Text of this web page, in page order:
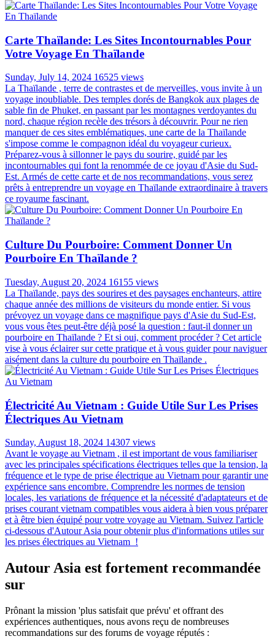
Carte Thaïlande: Les Sites Incontournables Pour
Votre Voyage En Thaïlande
Sunday, July 14, 2024 16525 views
La Thaïlande , terre de contrastes et de merveilles, vous invite à un
voyage inoubliable. Des temples dorés de Bangkok aux plages de
sable fin de Phuket, en passant par les montagnes verdoyantes du
nord, chaque région recèle des trésors à découvrir. Pour ne rien
manquer de ces sites emblématiques, une carte de la Thaïlande
s'impose comme le compagnon idéal du voyageur curieux.
Préparez-vous à sillonner le pays du sourire, guidé par les
incontournables qui font la renommée de ce joyau d'Asie du Sud-
Est. Armés de cette carte et de nos recommandations, vous serez
prêts à entreprendre un voyage en Thaïlande extraordinaire à travers
ce royaume fascinant.
Culture Du Pourboire: Comment Donner Un
Pourboire En Thaïlande ?
Tuesday, August 20, 2024 16155 views
La Thaïlande, pays des sourires et des paysages enchanteurs, attire
chaque année des millions de visiteurs du monde entier. Si vous
prévoyez un voyage dans ce magnifique pays d'Asie du Sud-Est,
vous vous êtes peut-être déjà posé la question : faut-il donner un
pourboire en Thaïlande ? Et si oui, comment procéder ? Cet article
vise à vous éclairer sur cette pratique et à vous guider pour naviguer
aisément dans la culture du pourboire en Thaïlande .
Électricité Au Vietnam : Guide Utile Sur Les Prises
Électriques Au Vietnam
Sunday, August 18, 2024 14307 views
Avant le voyage au Vietnam , il est important de vous familiariser
avec les principales spécifications électriques telles que la tension, la
fréquence et le type de prise électrique au Vietnam pour garantir une
expérience sans encombre. Comprendre les normes de tension
locales, les variations de fréquence et la nécessité d'adaptateurs et de
prises courant vietnam compatibles vous aidera à bien vous préparer
et à être bien équipé pour votre voyage au Vietnam. Suivez l'article
ci-dessous d'Autour Asia pour obtenir plus d'informations utiles sur
les prises électriques au Vietnam !
Autour Asia est fortement recommandée
sur
Prônant la mission 'plus satisfait que prévu' et offrant des
expériences authentiques, nous avons reçu de nombreuses
recommandations sur des forums de voyage réputés :